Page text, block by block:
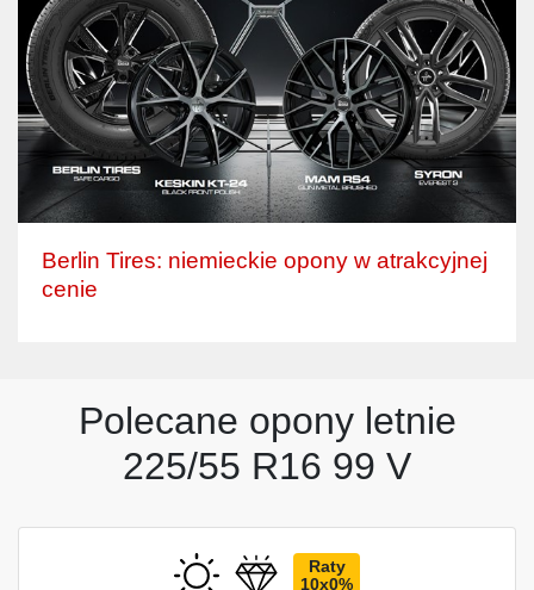
Berlin Tires: niemieckie opony w atrakcyjnej
cenie
Polecane opony letnie
225/55 R16 99 V
Raty
10x0%